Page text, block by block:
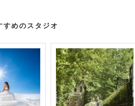
すめのスタジオ